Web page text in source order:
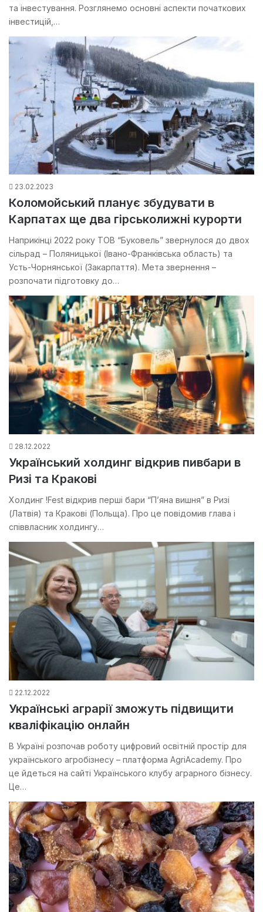
та інвестування. Розглянемо основні аспекти початкових
інвестицій,…
23.02.2023
Коломойський планує збудувати в
Карпатах ще два гірськолижні курорти
Наприкінці 2022 року ТОВ “Буковель” звернулося до двох
сільрад – Поляницької (Івано-Франківська область) та
Усть-Чорнянської (Закарпаття). Мета звернення –
розпочати підготовку до…
28.12.2022
Український холдинг відкрив пивбари в
Ризі та Кракові
Холдинг !Fest відкрив перші бари “П’яна вишня” в Ризі
(Латвія) та Кракові (Польща). Про це повідомив глава і
співвласник холдингу…
22.12.2022
Українські аграрії зможуть підвищити
кваліфікацію онлайн
В Україні розпочав роботу цифровий освітній простір для
українського агробізнесу – платформа AgriAcademy. Про
це йдеться на сайті Українського клубу аграрного бізнесу.
Це…